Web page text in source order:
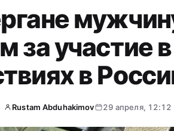
за участие
в
Rustam Abduhakimov 29 апреля, 12:12